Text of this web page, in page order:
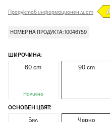
Продуктов информационен лист
НОМЕР НА ПРОДУКТА: 10046759
ШИРОЧИНА:
60 cm
Налично
90 cm
ОСНОВЕН ЦВЯТ:
Бял Черно